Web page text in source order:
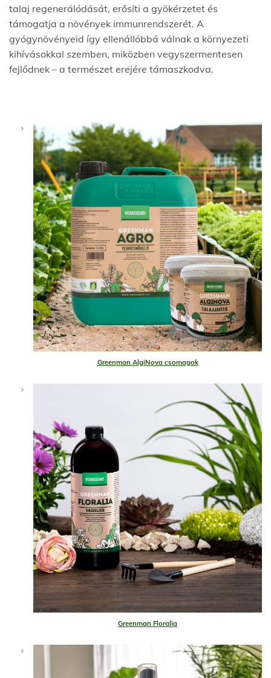
talaj regenerálódását, erősíti a gyökérzetet és
támogatja a növények immunrendszerét. A
gyógynövényeid így ellenállóbbá válnak a környezeti
kihívásokkal szemben, miközben vegyszermentesen
fejlődnek – a természet erejére támaszkodva.
Greenman AlgiNova csomagok
Greenman Floralia